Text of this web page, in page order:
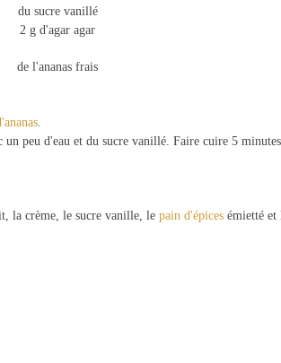
du sucre vanillé
2 g d'agar agar
de l'ananas frais
.
un peu d'eau et du sucre vanillé. Faire cuire 5
la crème, le sucre vanille, le pain d'épices émietté et